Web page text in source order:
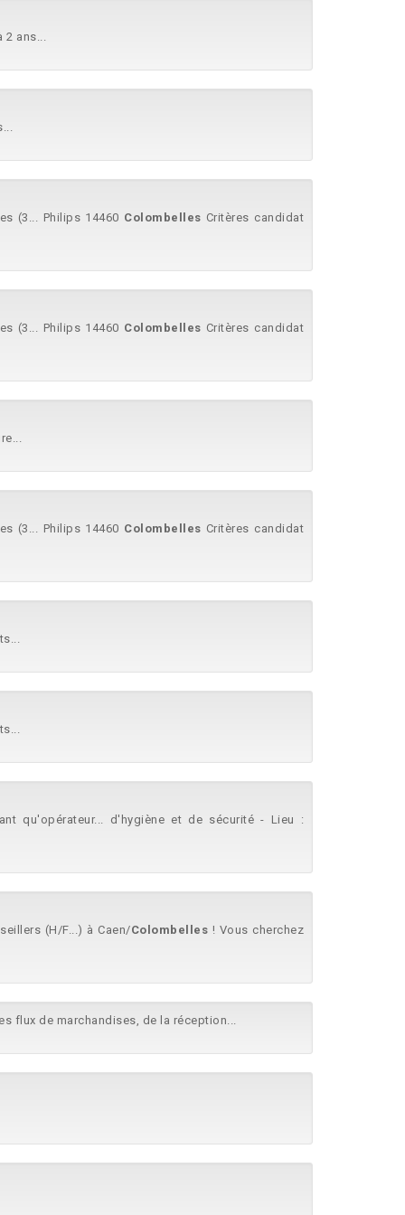
2 ans...
(3... Philips 14460 Colombelles Critères candidat
(3... Philips 14460 Colombelles Critères candidat
(3... Philips 14460 Colombelles Critères candidat
qu'opérateur... d'hygiène et de sécurité - Lieu :
(H/F...) à Caen/Colombelles ! Vous cherchez
flux de marchandises, de la réception...